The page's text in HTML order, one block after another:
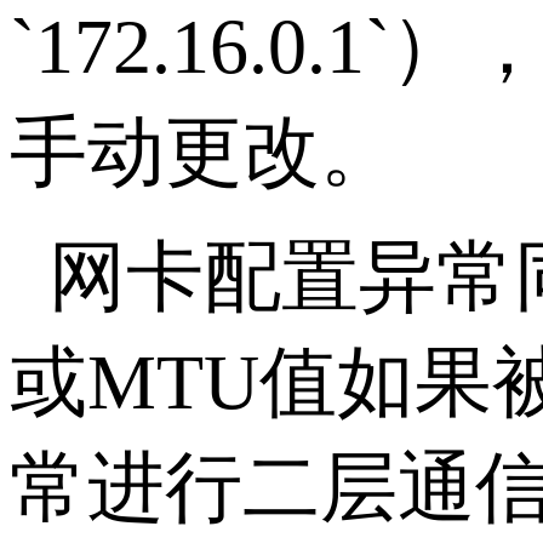
`172.16.0.1`）
手动更改。
网卡配置异
或MTU值如果
常进行二层通